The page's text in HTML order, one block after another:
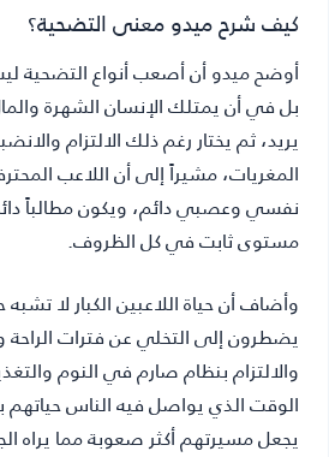
كيف شرح ميدو معنى التضحية؟
أوضح ميدو أن أصعب أنواع التضحية
بل في أن يمتلك الإنسان الشهرة
يريد، ثم يختار رغم ذلك الالتزام
المغريات، مشيراً إلى أن اللاعب
نفسي وعصبي دائم، ويكون مطالباً
مستوى ثابت في كل الظروف.
وأضاف أن حياة اللاعبين الكبار لا تشبه
يضطرون إلى التخلي عن فترات الراحة
والالتزام بنظام صارم في النوم
الوقت الذي يواصل فيه الناس
يجعل مسيرتهم أكثر صعوبة مما يراه